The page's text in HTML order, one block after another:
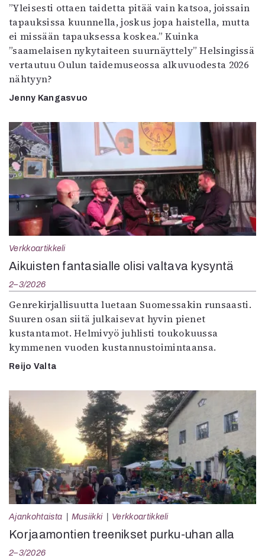
”Yleisesti ottaen taidetta pitää vain katsoa, joissain
tapauksissa kuunnella, joskus jopa haistella, mutta
ei missään tapauksessa koskea.” Kuinka
”saamelaisen nykytaiteen suurnäyttely” Helsingissä
vertautuu Oulun taidemuseossa alkuvuodesta 2026
nähtyyn?
Jenny Kangasvuo
Verkkoartikkeli
Aikuisten fantasialle olisi valtava kysyntä
2–3/2026
Genrekirjallisuutta luetaan Suomessakin runsaasti.
Suuren osan siitä julkaisevat hyvin pienet
kustantamot. Helmivyö juhlisti toukokuussa
kymmenen vuoden kustannustoimintaansa.
Reijo Valta
Ajankohtaista Musiikki Verkkoartikkeli
Korjaamontien treenikset purku-uhan alla
2–3/2026